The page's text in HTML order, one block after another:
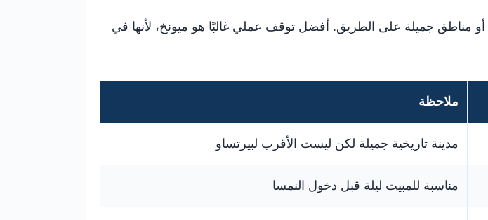
التوقف في مدن أو مناطق جميلة على الطريق. أفضل توقف عملي غالبًا هو ميونخ، لأنها في
ملاحظة
مدينة تاريخية جميلة لكن ليست الأقرب لبيرتساو
مناسبة للمبيت ليلة قبل دخول النمسا